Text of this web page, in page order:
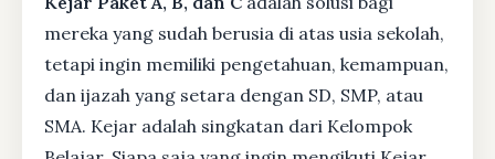
mereka yang sudah berusia di atas usia sekolah,
tetapi ingin memiliki pengetahuan, kemampuan,
dan ijazah yang setara dengan SD, SMP, atau
SMA. Kejar adalah singkatan dari Kelompok